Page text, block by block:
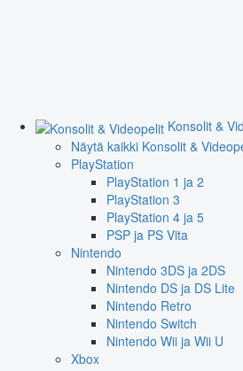
Konsolit &
Näytä kaikki Konsolit &
PlayStation
PlayStation 1 ja 2
PlayStation 3
PlayStation 4 ja 5
PSP ja PS Vita
Nintendo
Nintendo 3DS ja 2DS
Nintendo DS ja DS Lite
Nintendo Retro
Nintendo Switch
Nintendo Wii ja Wii U
Xbox